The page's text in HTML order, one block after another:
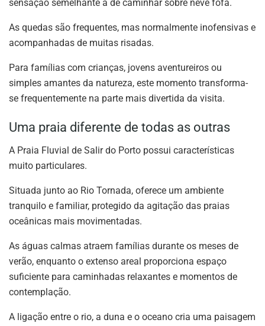
sensação semelhante à de caminhar sobre neve fofa.
As quedas são frequentes, mas normalmente inofensivas e
acompanhadas de muitas risadas.
Para famílias com crianças, jovens aventureiros ou
simples amantes da natureza, este momento transforma-
se frequentemente na parte mais divertida da visita.
Uma praia diferente de todas as outras
A Praia Fluvial de Salir do Porto possui características
muito particulares.
Situada junto ao Rio Tornada, oferece um ambiente
tranquilo e familiar, protegido da agitação das praias
oceânicas mais movimentadas.
As águas calmas atraem famílias durante os meses de
verão, enquanto o extenso areal proporciona espaço
suficiente para caminhadas relaxantes e momentos de
contemplação.
A ligação entre o rio, a duna e o oceano cria uma paisagem